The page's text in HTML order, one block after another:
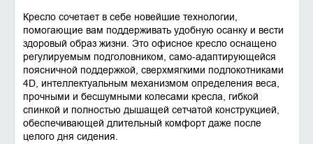
Кресло сочетает в себе новейшие технологии,
помогающие вам поддерживать удобную осанку и вести
здоровый образ жизни. Это офисное кресло оснащено
регулируемым подголовником, само-адаптирующейся
поясничной поддержкой, сверхмягкими подлокотниками
4D, интеллектуальным механизмом определения веса,
прочными и бесшумными колесами кресла, гибкой
спинкой и полностью дышащей сетчатой конструкцией,
обеспечивающей длительный комфорт даже после
целого дня сидения.